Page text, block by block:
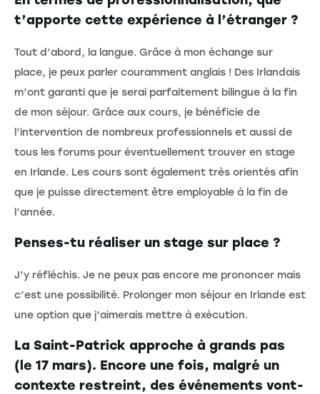
t’apporte cette expérience à l’étranger ?
Tout d’abord, la langue. Grâce à mon échange sur
place, je peux parler couramment anglais ! Des Irlandais
m’ont garanti que je serai parfaitement bilingue à la fin
de mon séjour. Grâce aux cours, je bénéficie de
l’intervention de nombreux professionnels et aussi de
tous les forums pour éventuellement trouver en stage
en Irlande. Les cours sont également très orientés afin
que je puisse directement être employable à la fin de
l’année.
Penses-tu réaliser un stage sur place ?
J’y réfléchis. Je ne peux pas encore me prononcer mais
c’est une possibilité. Prolonger mon séjour en Irlande est
une option que j’aimerais mettre à exécution.
La Saint-Patrick approche à grands pas
(le 17 mars). Encore une fois, malgré un
contexte restreint, des événements vont-